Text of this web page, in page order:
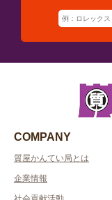
COMPANY
質屋かんてい局とは
企業情報